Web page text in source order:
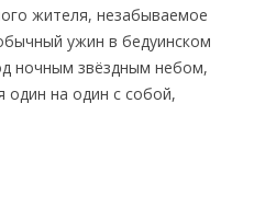
жителя, незабываемое
ужин в бедуинском
ночным звёздным небом,
на один с собой,